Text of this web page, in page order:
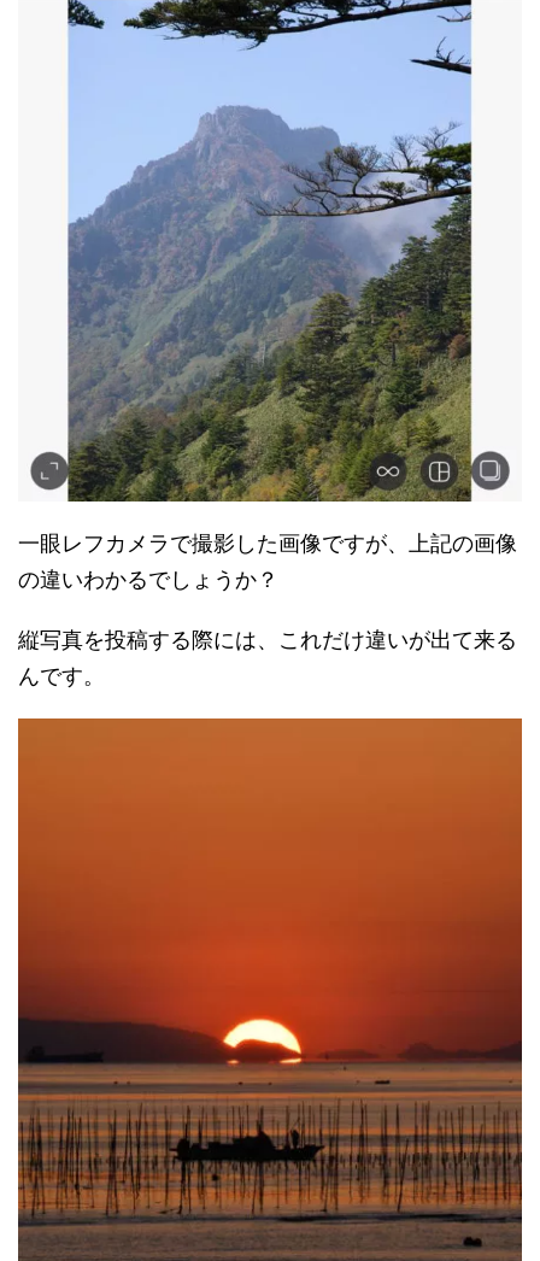
一眼レフカメラで撮影した画像ですが、上記の画像
の違いわかるでしょうか？
縦写真を投稿する際には、これだけ違いが出て来る
んです。